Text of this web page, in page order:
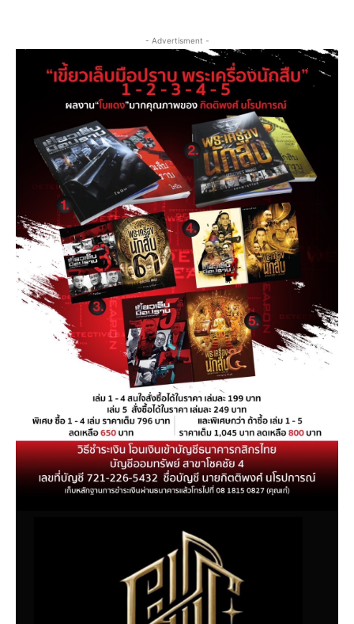
- Advertisment -